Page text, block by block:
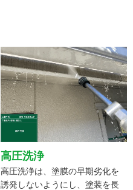
高圧洗浄
高圧洗浄は、塗膜の早期劣化を
誘発しないようにし、塗装を長